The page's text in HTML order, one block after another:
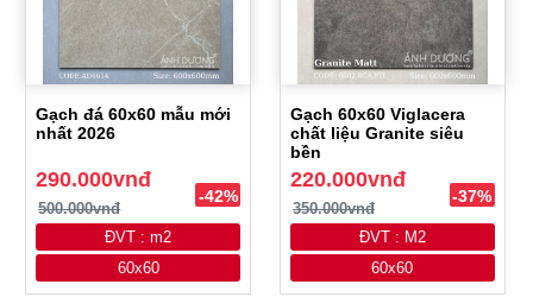
Gạch đá 60x60 mẫu mới
nhất 2026
290.000vnđ
500.000vnđ
-42%
ĐVT : m2
60x60
Gạch 60x60 Viglacera
chất liệu Granite siêu
bền
220.000vnđ
350.000vnđ
-37%
ĐVT : M2
60x60